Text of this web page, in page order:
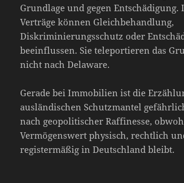
Grundlage und gegen
Verträge können Gleichbehandlung,
Diskriminierungsschutz oder
beeinflussen. Sie teleportieren das
nicht nach Delaware.
Gerade bei Immobilien ist die
ausländischen Schutzmantel
nach geopolitischer Raffinesse,
Vermögenswert physisch, rechtlich
registermäßig in Deutschland bleibt.